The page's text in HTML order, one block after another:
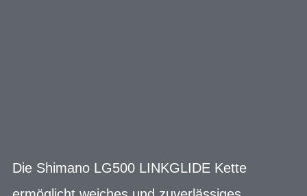
Die Shimano LG500 LINKGLIDE Kette